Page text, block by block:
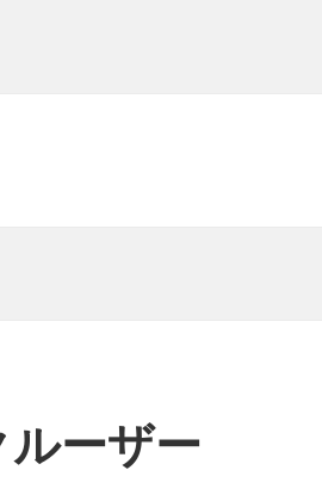
ーザー